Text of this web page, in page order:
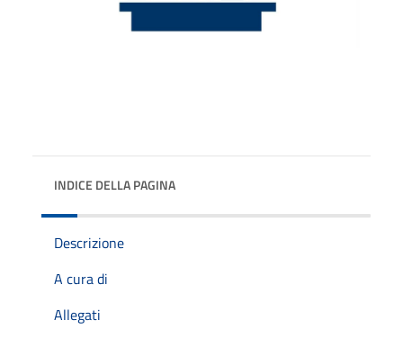
INDICE DELLA PAGINA
Descrizione
A cura di
Allegati